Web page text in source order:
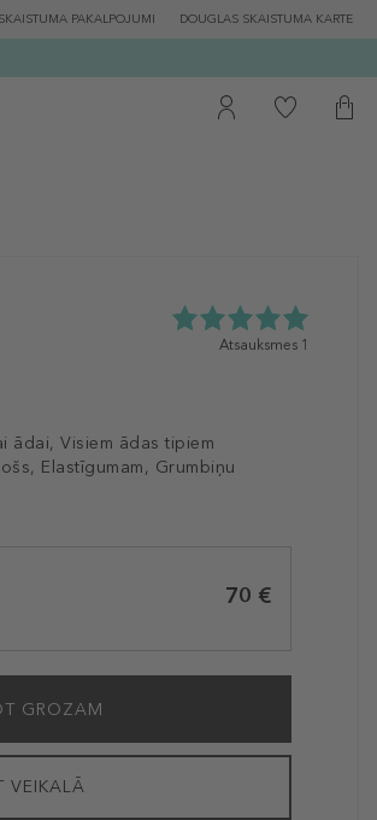
SKAISTUMA PAKALPOJUMI DOUGLAS SKAISTUMA KARTE
ādai, Visiem ādas tipiem
Elastīgumam, Grumbiņu
5.0
atsauksmēm
Atsauksmes 1
70 €
GROZAM
VEIKALĀ